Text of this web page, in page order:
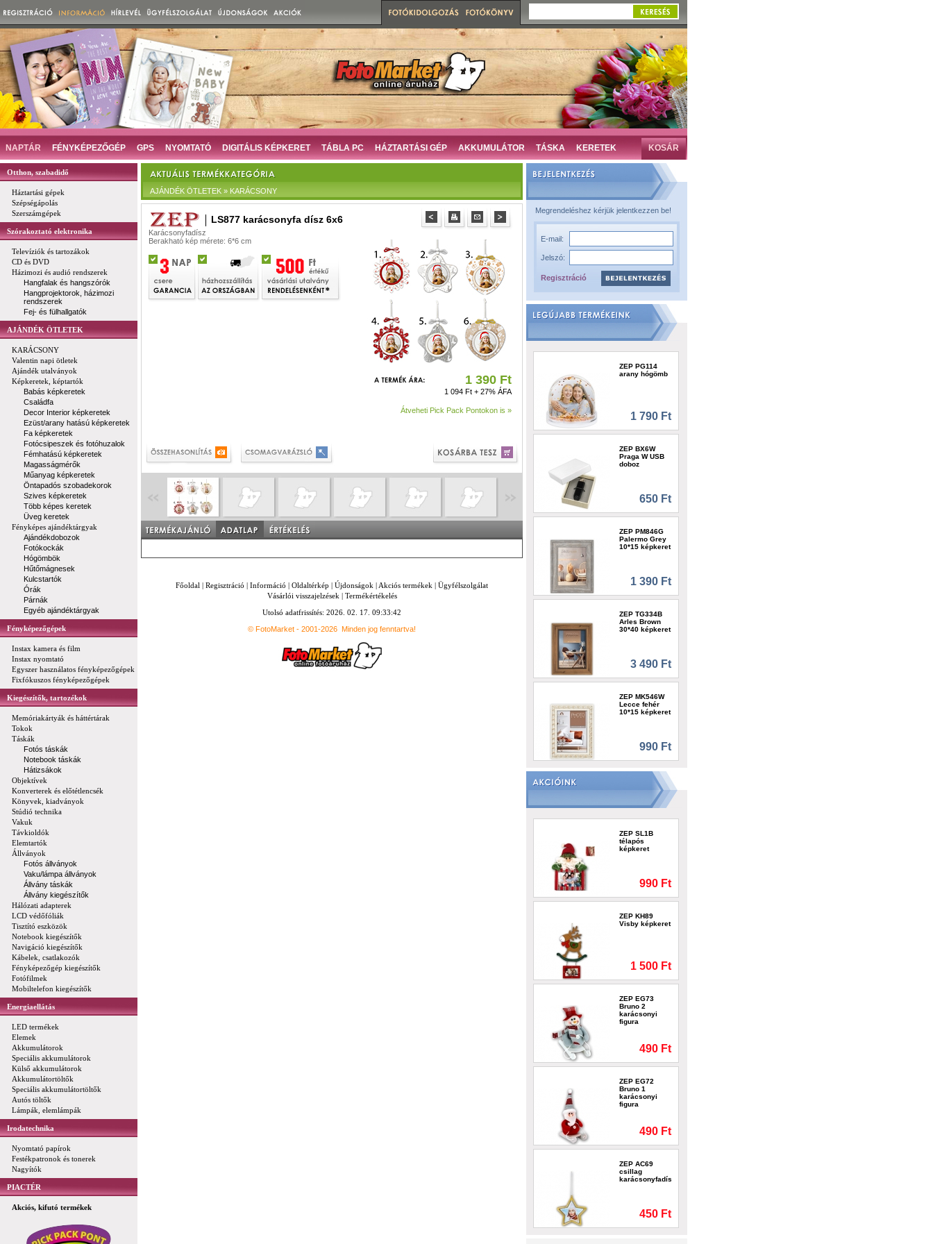
NAPTÁR FÉNYKÉPEZŐGÉP GPS NYOMTATÓ DIGITÁLIS KÉPKERET TÁBLA PC HÁZTARTÁSI GÉP AKKUMULÁTOR TÁSKA KERETEK KOSÁR
Otthon, szabadidő
Háztartási gépek
Szépségápolás
Szerszámgépek
Szórakoztató elektronika
Televíziók és tartozákok
CD és DVD
Házimozi és audió rendszerek
Hangfalak és hangszórók
Hangprojektorok, házimozi
rendszerek
Fej- és fülhallgatók
AJÁNDÉK ÖTLETEK
KARÁCSONY
Valentin napi ötletek
Ajándék utalványok
Képkeretek, képtartók
Babás képkeretek
Családfa
Decor Interior képkeretek
Ezüst/arany hatású képkeretek
Fa képkeretek
Fotócsipeszek és fotóhuzalok
Fémhatású képkeretek
Magasságmérők
Műanyag képkeretek
Öntapadós szobadekorok
Szives képkeretek
Több képes keretek
Üveg keretek
Fényképes ajándéktárgyak
Ajándékdobozok
Fotókockák
Hógömbök
Hűtőmágnesek
Kulcstartók
Órák
Párnák
Egyéb ajándéktárgyak
Fényképezőgépek
Instax kamera és film
Instax nyomtató
Egyszer használatos fényképezőgépek
Fixfókuszos fényképezőgépek
Kiegészítők, tartozékok
Memóriakártyák és háttértárak
Tokok
Táskák
Fotós táskák
Notebook táskák
Hátizsákok
Objektívek
Konverterek és előtétlencsék
Könyvek, kiadványok
Stúdió technika
Vakuk
Távkioldók
Elemtartók
Állványok
Fotós állványok
Vaku/lámpa állványok
Állvány táskák
Állvány kiegészítők
Hálózati adapterek
LCD védőfóliák
Tisztító eszközök
Notebook kiegészítők
Navigáció kiegészítők
Kábelek, csatlakozók
Fényképezőgép kiegészítők
Fotófilmek
Mobiltelefon kiegészítők
Energiaellátás
LED termékek
Elemek
Akkumulátorok
Speciális akkumulátorok
Külső akkumulátorok
Akkumulátortöltők
Speciális akkumulátortöltők
Autós töltők
Lámpák, elemlámpák
Irodatechnika
Nyomtató papírok
Festékpatronok és tonerek
Nagyítók
PIACTÉR
Akciós, kifutó termékek
AJÁNDÉK ÖTLETEK » KARÁCSONY
LS877 karácsonyfa dísz 6x6
Karácsonyfadísz
Berakható kép mérete: 6*6 cm
1 390 Ft
1 094 Ft + 27% ÁFA
Átveheti Pick Pack Pontokon is »
Főoldal | Regisztráció | Információ | Oldaltérkép | Újdonságok | Akciós termékek | Ügyfélszolgálat
Vásárlói visszajelzések | Termékértékelés
Utolsó adatfrissítés: 2026. 02. 17. 09:33:42
© FotoMarket - 2001-2026 Minden jog fenntartva!
Megrendeléshez kérjük jelentkezzen be!
E-mail:
Jelszó:
Regisztráció
ZEP PG114
arany hógömb
1 790 Ft
ZEP BX6W
Praga W USB
doboz
650 Ft
ZEP PM846G
Palermo Grey
10*15 képkeret
1 390 Ft
ZEP TG334B
Arles Brown
30*40 képkeret
3 490 Ft
ZEP MK546W
Lecce fehér
10*15 képkeret
990 Ft
ZEP SL1B
télapós
képkeret
990 Ft
ZEP KH89
Visby képkeret
1 500 Ft
ZEP EG73
Bruno 2
karácsonyi
figura
490 Ft
ZEP EG72
Bruno 1
karácsonyi
figura
490 Ft
ZEP AC69
csillag
karácsonyfadísz
450 Ft